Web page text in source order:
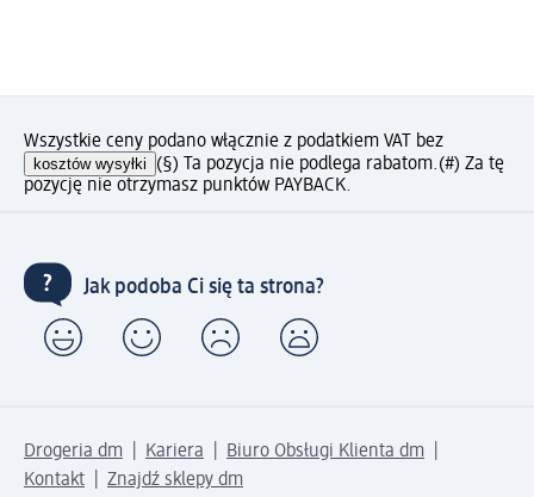
Wszystkie ceny podano włącznie z podatkiem VAT bez
kosztów wysyłki (§) Ta pozycja nie podlega rabatom.(#) Za tę
pozycję nie otrzymasz punktów PAYBACK.
Jak podoba Ci się ta strona?
Drogeria dm Kariera
Biuro Obsługi Klienta dm
Kontakt
Znajdź sklepy dm